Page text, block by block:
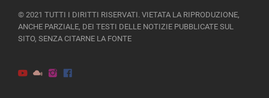
© 2021 TUTTI I DIRITTI RISERVATI. VIETATA LA RIPRODUZIONE,
ANCHE PARZIALE, DEI TESTI DELLE NOTIZIE PUBBLICATE SUL
SITO, SENZA CITARNE LA FONTE